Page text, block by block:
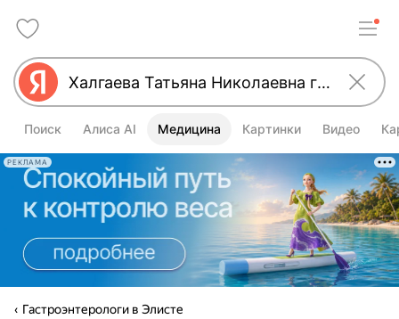
Поиск Алиса AI Медицина Картинки Видео
РЕКЛАМА
Гастроэнтерологи в Элисте